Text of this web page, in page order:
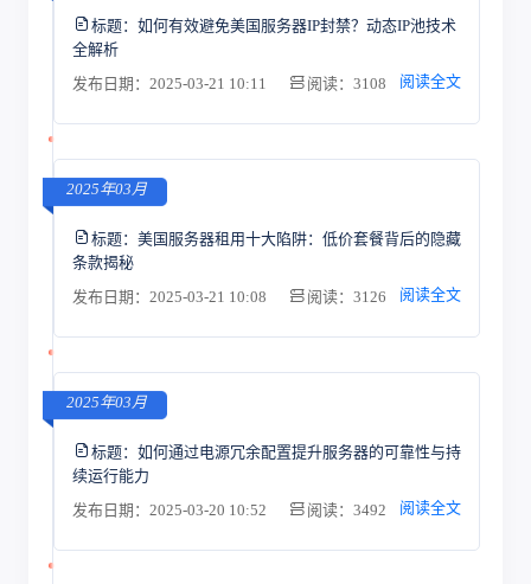
标题： 如何有效避免美国服务器IP封禁？动态IP池技术
全解析
发布日期：2025-03-21 10:11
阅读：3108 阅读全文
2025年03月
标题： 美国服务器租用十大陷阱：低价套餐背后的隐藏
条款揭秘
发布日期：2025-03-21 10:08
阅读：3126 阅读全文
2025年03月
标题： 如何通过电源冗余配置提升服务器的可靠性与持
续运行能力
发布日期：2025-03-20 10:52
阅读：3492 阅读全文